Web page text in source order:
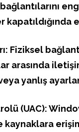
bağlantılarını
Fiziksel
arasında
yanlış
(UAC):